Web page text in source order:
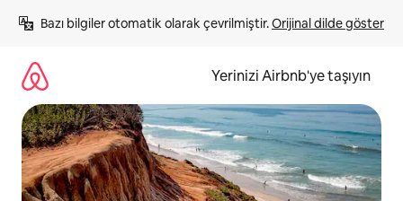
atla
Bazı bilgiler otomatik olarak çevrilmiştir. Orijinal dilde göster
Yerinizi Airbnb'ye taşıyın